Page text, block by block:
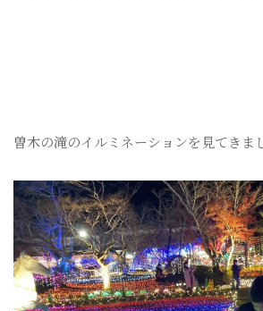
曽木の滝のイルミネーションを見てきま